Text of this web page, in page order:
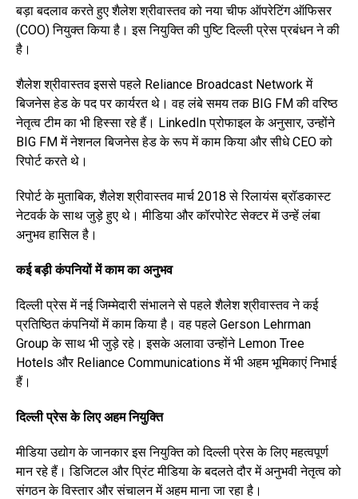
बड़ा बदलाव करते हुए शैलेश श्रीवास्तव को नया चीफ ऑपरेटिंग ऑफिसर
(COO) नियुक्त किया है। इस नियुक्ति की पुष्टि दिल्ली प्रेस प्रबंधन ने की
है।
शैलेश श्रीवास्तव इससे पहले Reliance Broadcast Network में
बिजनेस हेड के पद पर कार्यरत थे। वह लंबे समय तक BIG FM की वरिष्ठ
नेतृत्व टीम का भी हिस्सा रहे हैं। LinkedIn प्रोफाइल के अनुसार, उन्होंने
BIG FM में नेशनल बिजनेस हेड के रूप में काम किया और सीधे CEO को
रिपोर्ट करते थे।
रिपोर्ट के मुताबिक, शैलेश श्रीवास्तव मार्च 2018 से रिलायंस ब्रॉडकास्ट
नेटवर्क के साथ जुड़े हुए थे। मीडिया और कॉरपोरेट सेक्टर में उन्हें लंबा
अनुभव हासिल है।
कई बड़ी कंपनियों में काम का अनुभव
दिल्ली प्रेस में नई जिम्मेदारी संभालने से पहले शैलेश श्रीवास्तव ने कई
प्रतिष्ठित कंपनियों में काम किया है। वह पहले Gerson Lehrman
Group के साथ भी जुड़े रहे। इसके अलावा उन्होंने Lemon Tree
Hotels और Reliance Communications में भी अहम भूमिकाएं निभाई
हैं।
दिल्ली प्रेस के लिए अहम नियुक्ति
मीडिया उद्योग के जानकार इस नियुक्ति को दिल्ली प्रेस के लिए महत्वपूर्ण
मान रहे हैं। डिजिटल और प्रिंट मीडिया के बदलते दौर में अनुभवी नेतृत्व को
संगठन के विस्तार और संचालन में अहम माना जा रहा है।